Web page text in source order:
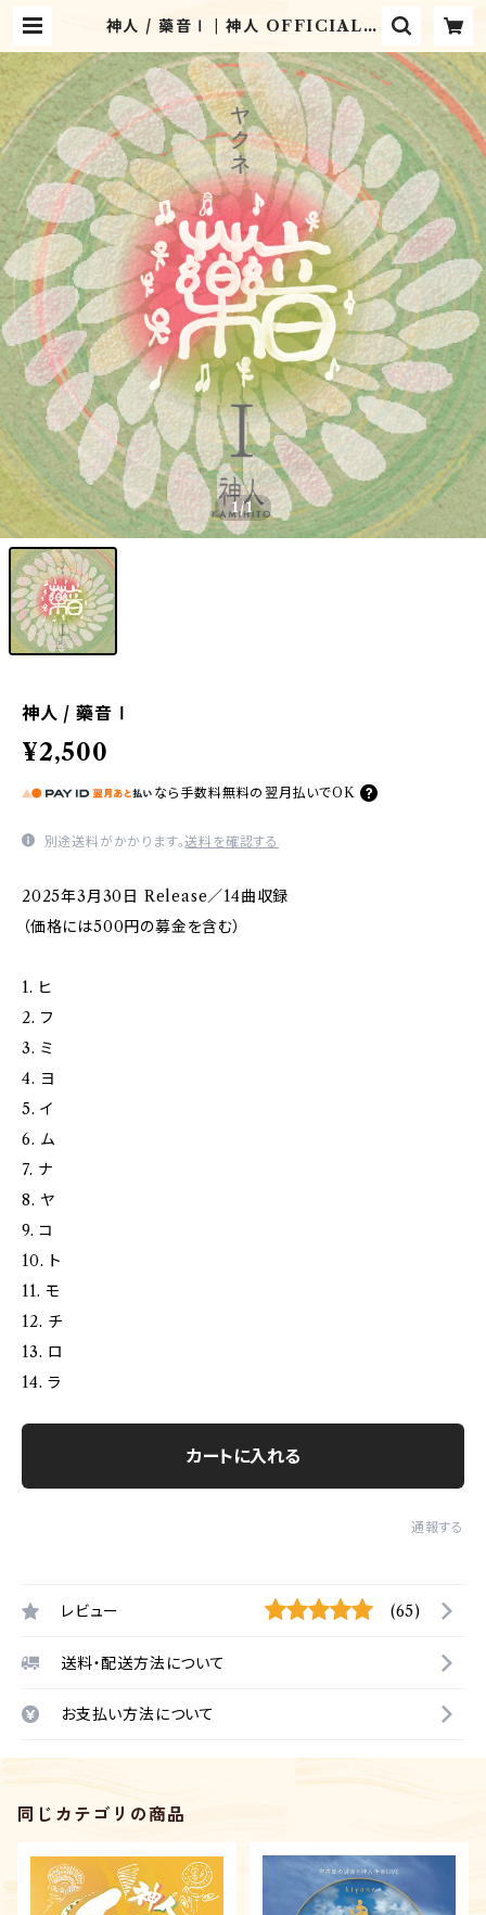
神人 / 藥音Ⅰ | 神人 OFFICIAL S
1/1
神人 / 藥音Ⅰ
¥2,500
なら 手数料無料の 翌月払いでOK
別途送料がかかります。送料を確認する
2025年3月30日 Release／14曲収録
（価格には500円の募金を含む）
1. ヒ
2. フ
3. ミ
4. ヨ
5. イ
6. ム
7. ナ
8. ヤ
9. コ
10. ト
11. モ
12. チ
13. ロ
14. ラ
カートに入れる
通報する
レビュー (65)
送料・配送方法について
お支払い方法について
同じカテゴリの商品